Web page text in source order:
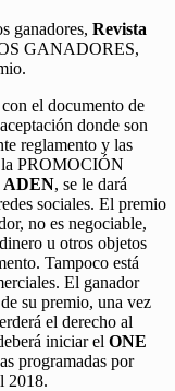
ganadores, Revista
GANADORES,
el documento de
donde son
reglamento y las
la PROMOCIÓN
ADEN, se le dará
sociales. El premio
no es negociable,
u otros objetos
Tampoco está
El ganador
su premio, una vez
el derecho al
iniciar el ONE
programadas por
2018.